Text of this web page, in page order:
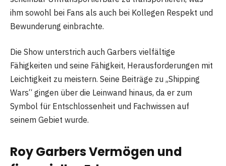
ihm sowohl bei Fans als auch bei Kollegen Respekt und
Bewunderung einbrachte.
Die Show unterstrich auch Garbers vielfältige
Fähigkeiten und seine Fähigkeit, Herausforderungen mit
Leichtigkeit zu meistern. Seine Beiträge zu „Shipping
Wars“ gingen über die Leinwand hinaus, da er zum
Symbol für Entschlossenheit und Fachwissen auf
seinem Gebiet wurde.
Roy Garbers Vermögen und